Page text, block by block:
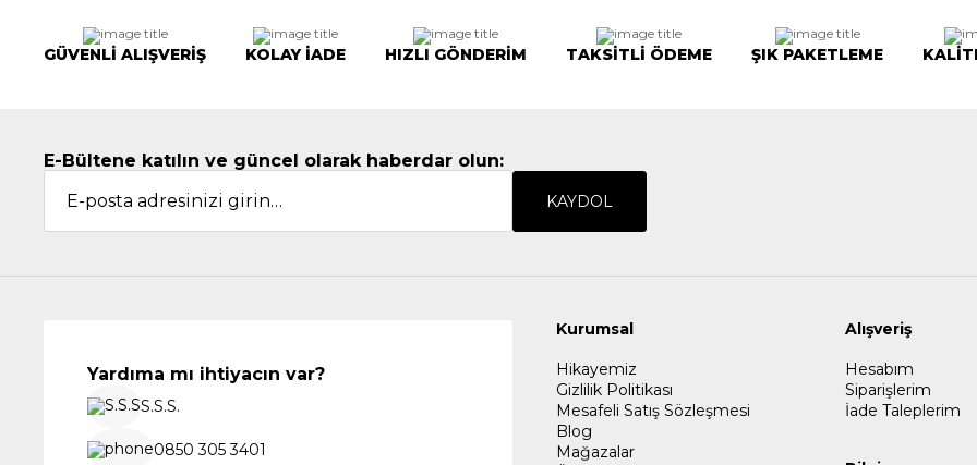
GÜVENLİ ALIŞVERİŞ KOLAY İADE HIZLI GÖNDERİM TAKSİTLİ ÖDEME ŞIK PAKETLEME
E-Bültene katılın ve güncel olarak haberdar olun:
KAYDOL
Yardıma mı ihtiyacın var?
S.S.S.
0850 305 3401
Kurumsal
Hikayemiz
Gizlilik Politikası
Mesafeli Satış Sözleşmesi
Blog
Mağazalar
Alışveriş
Hesabım
Siparişlerim
İade Taleplerim